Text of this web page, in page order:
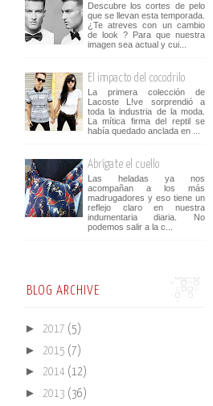
Descubre los cortes de pelo
que se llevan esta temporada.
¿Te atreves con un cambio
de look ? Para que nuestra
imagen sea actual y cui...
El impacto del cocodrilo
La primera colección de
Lacoste L!ve sorprendió a
toda la industria de la moda.
La mítica firma del reptil se
había quedado anclada en ...
Abrígate el cuello
Las heladas ya nos
acompañan a los más
madrugadores y eso tiene un
reflejo claro en nuestra
indumentaria diaria. No
podemos salir a la c...
BLOG ARCHIVE
► 2017 (5)
► 2015 (7)
► 2014 (12)
► 2013 (36)